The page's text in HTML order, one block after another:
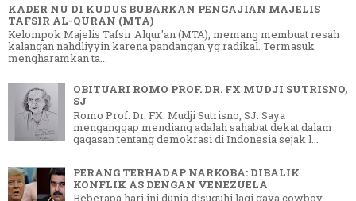
KADER NU DI KUDUS BUBARKAN PENGAJIAN MAJELIS
TAFSIR AL-QURAN (MTA)
Kelompok Majelis Tafsir Alqur'an (MTA), memang membuat resah
kalangan nahdliyyin karena pandangan yg radikal. Termasuk
mengharamkan ta...
OBITUARI ROMO PROF. DR. FX MUDJI SUTRISNO,
SJ
Romo Prof. Dr. FX. Mudji Sutrisno, SJ. Saya
menganggap mendiang adalah sahabat dekat dalam
gagasan tentang demokrasi di Indonesia sejak l...
PERANG TERHADAP NARKOBA: DIBALIK
KONFLIK AS DENGAN VENEZUELA
Beberapa hari ini dunia disuguhi lagi gaya cowboy